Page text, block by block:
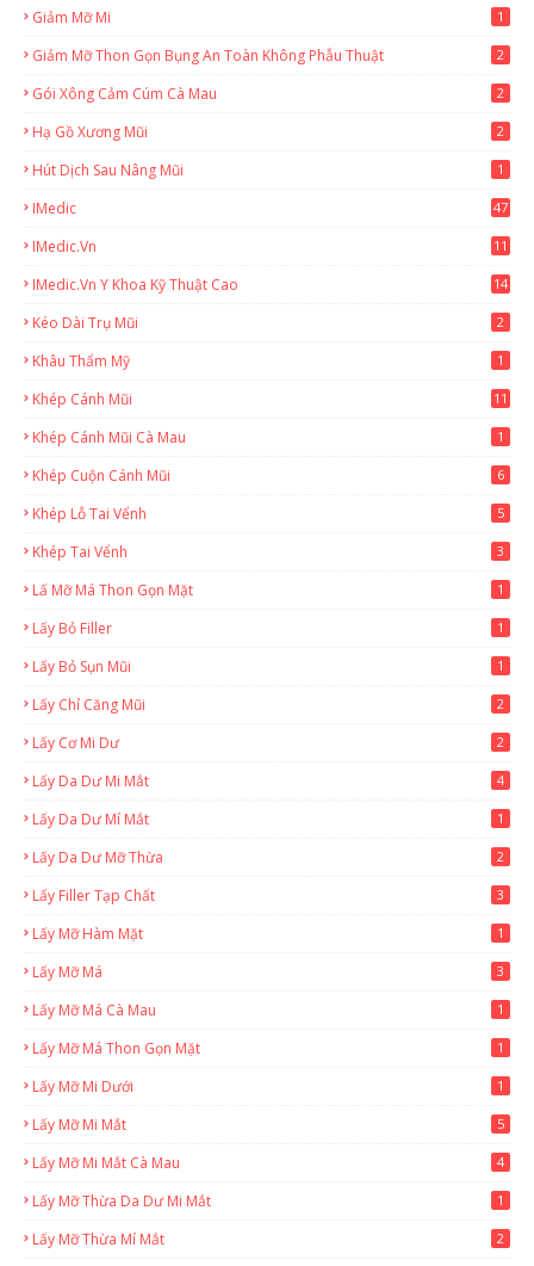
Giảm Mỡ Mi 1
Giảm Mỡ Thon Gọn Bụng An Toàn Không Phẫu Thuật 2
Gói Xông Cảm Cúm Cà Mau 2
Hạ Gồ Xương Mũi 2
Hút Dịch Sau Nâng Mũi 1
IMedic 47
IMedic.vn
11
IMedic.vn Y Khoa Kỹ Thuật Cao 14
Kéo Dài Trụ Mũi 2
Khâu Thẩm Mỹ 1
Khép Cánh Mũi 11
Khép Cánh Mũi Cà Mau 1
Khép Cuộn Cánh Mũi 6
Khép Lỗ Tai Vểnh 5
Khép Tai Vểnh 3
Lấ Mỡ Má Thon Gọn Mặt 1
Lấy Bỏ Filler 1
Lấy Bỏ Sụn Mũi 1
Lấy Chỉ Căng Mũi 2
Lấy Cơ Mi Dư 2
Lấy Da Dư Mi Mắt 4
Lấy Da Dư Mí Mắt 1
Lấy Da Dư Mỡ Thừa 2
Lấy Filler Tạp Chất 3
Lấy Mỡ Hàm Mặt 1
Lấy Mỡ Má 3
Lấy Mỡ Má Cà Mau 1
Lấy Mỡ Má Thon Gọn Mặt 1
Lấy Mỡ Mi Dưới 1
Lấy Mỡ Mi Mắt 5
Lấy Mỡ Mi Mắt Cà Mau 4
Lấy Mỡ Thừa Da Dư Mi Mắt 1
Lấy Mỡ Thừa Mí Mắt 2